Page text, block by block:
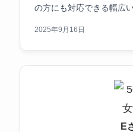
の方にも対応できる幅広
2025年9月16日
E